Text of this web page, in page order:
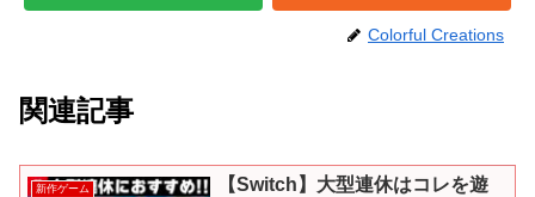
Colorful Creations
関連記事
新作ゲーム
【Switch】大型連休はコレを遊